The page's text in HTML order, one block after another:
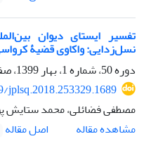
تفسیر ایستای دیوان
نسل‌زدایی: واکاوی قضیۀ کرواسی
دوره 50، شماره 1، بهار 1399، صفحه
مصطفی فضائلی، محمد ستایش
مشاهده مقاله
اصل مقاله